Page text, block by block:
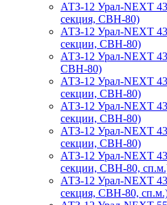
АТЗ-12 Урал-NEXT
секция, СВН-80)
АТЗ-12 Урал-NEXT
секции, СВН-80)
АТЗ-12 Урал-NEXT
СВН-80)
АТЗ-12 Урал-NEXT
секции, СВН-80)
АТЗ-12 Урал-NEXT
секции, СВН-80)
АТЗ-12 Урал-NEXT
секции, СВН-80)
АТЗ-12 Урал-NEXT
секции, СВН-80,
АТЗ-12 Урал-NEXT
секция, СВН-80,